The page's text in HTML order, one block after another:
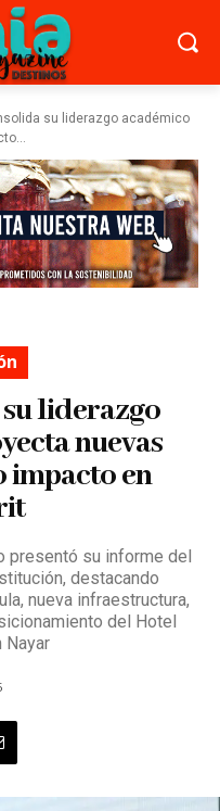
su liderazgo académico
liderazgo
nuevas
impacto en
presentó su informe del
destacando
nueva infraestructura,
del Hotel
Nayar